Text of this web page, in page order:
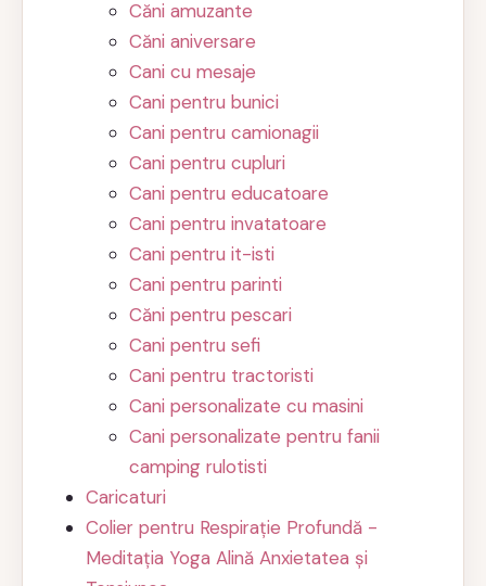
Căni amuzante
Căni aniversare
Cani cu mesaje
Cani pentru bunici
Cani pentru camionagii
Cani pentru cupluri
Cani pentru educatoare
Cani pentru invatatoare
Cani pentru it-isti
Cani pentru parinti
Căni pentru pescari
Cani pentru sefi
Cani pentru tractoristi
Cani personalizate cu masini
Cani personalizate pentru fanii
camping rulotisti
Caricaturi
Colier pentru Respirație Profundă -
Meditația Yoga Alină Anxietatea și